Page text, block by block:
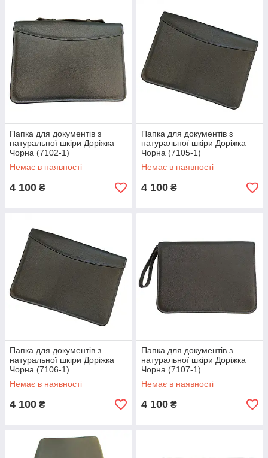
Папка для документів з
натуральної шкіри Доріжка
Чорна (7102-1)
Немає в наявності
4 100 ₴
Папка для документів з
натуральної шкіри Доріжка
Чорна (7105-1)
Немає в наявності
4 100 ₴
Папка для документів з
натуральної шкіри Доріжка
Чорна (7106-1)
Немає в наявності
4 100 ₴
Папка для документів з
натуральної шкіри Доріжка
Чорна (7107-1)
Немає в наявності
4 100 ₴